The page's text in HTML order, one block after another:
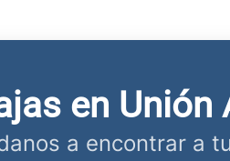
en
a encontrar a